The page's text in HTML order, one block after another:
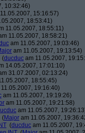
10:32:46)
15:16:57)
18:53:41)
11.05.2007, 18:55:11)
11.05.2007, 18:58:21)
am 11.05.2007, 19:03:46)
am 11.05.2007, 19:13:54)
(ducduc am 11.05.2007,
14.05.2007, 17:01:10)
31.07.2007, 02:13:24)
18:55:45)
19:16:40)
am 11.05.2007, 19:19:26)
am 11.05.2007, 19:21:58)
am 11.05.2007,
(Major am 11.05.2007,
(ducduc am 11.05.2007,